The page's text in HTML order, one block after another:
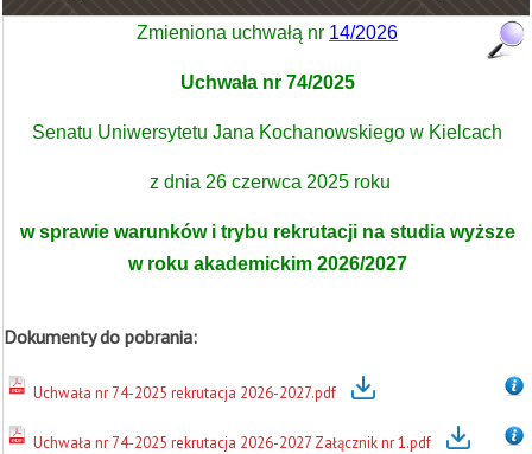
Zmieniona uchwałą nr 14/2026
Uchwała nr 74/2025
Senatu Uniwersytetu Jana Kochanowskiego w Kielcach
z dnia 26 czerwca 2025 roku
w sprawie warunków i trybu rekrutacji na studia wyższe
w roku akademickim 2026/2027
Dokumenty do pobrania:
Uchwała nr 74-2025 rekrutacja 2026-2027.pdf
Uchwała nr 74-2025 rekrutacja 2026-2027 Załącznik nr 1.pdf